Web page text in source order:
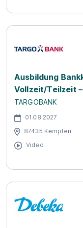
Ausbildung
Vollzeit/Teilzeit
TARGOBANK
01.08.2027
87435 Kempten
Video